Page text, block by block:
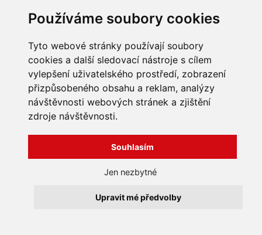
Používáme soubory cookies
Tyto webové stránky používají soubory
cookies a další sledovací nástroje s cílem
vylepšení uživatelského prostředí, zobrazení
přizpůsobeného obsahu a reklam, analýzy
návštěvnosti webových stránek a zjištění
zdroje návštěvnosti.
Souhlasím
Jen nezbytné
Upravit mé předvolby
INFORMACE
Obchodní podmínky
Zpracování a ochrana
osobních údajů
O nás
Všechna práva vyhrazena